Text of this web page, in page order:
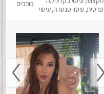
פרטית, עיסוי טנטרה, עיסוי
כוכבים